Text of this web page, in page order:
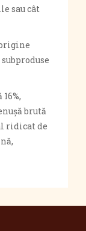
sau cât
brută
ridicat de